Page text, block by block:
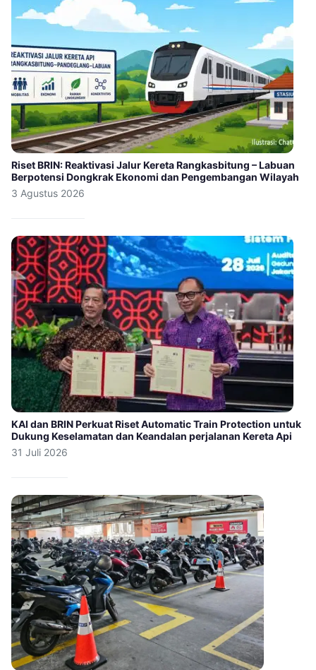
Riset BRIN: Reaktivasi Jalur Kereta Rangkasbitung – Labuan
Berpotensi Dongkrak Ekonomi dan Pengembangan Wilayah
3 Agustus 2026
KAI dan BRIN Perkuat Riset Automatic Train Protection untuk
Dukung Keselamatan dan Keandalan perjalanan Kereta Api
31 Juli 2026